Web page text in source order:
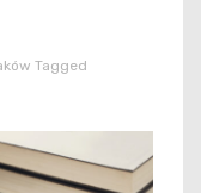
Tagged